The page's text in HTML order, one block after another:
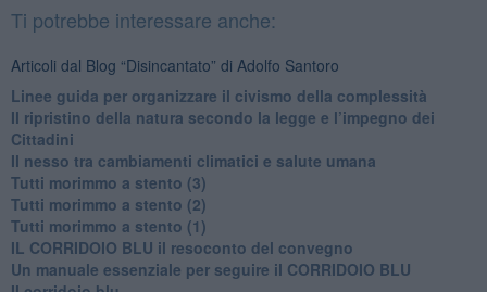
Ti potrebbe interessare anche:
Articoli dal Blog “Disincantato” di Adolfo Santoro
​Linee guida per organizzare il civismo della complessità
​Il ripristino della natura secondo la legge e l’impegno dei
Cittadini
Il nesso tra cambiamenti climatici e salute umana
Tutti morimmo a stento (3)
Tutti morimmo a stento (2)
​Tutti morimmo a stento (1)
IL CORRIDOIO BLU il resoconto del convegno
Un manuale essenziale per seguire il CORRIDOIO BLU